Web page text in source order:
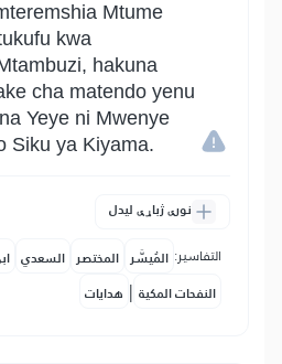
Mtume
kwa
hakuna
cha matendo yenu
Yeye ni Mwenye
Siku ya Kiyama.
نورې ژباړې لیدل
التفاسير: المُيسَّر المختصر السعدي
النفحات المكية | هدايات